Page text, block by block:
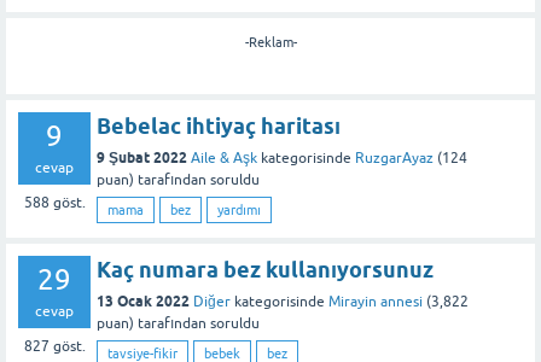
-Reklam-
9
cevap
588 göst.
Bebelac ihtiyaç haritası
9 Şubat 2022 Aile & Aşk kategorisinde RuzgarAyaz (124
puan) tarafından soruldu
mama bez yardımı
29
cevap
827 göst.
Kaç numara bez kullanıyorsunuz
13 Ocak 2022 Diğer kategorisinde Mirayin annesi (3,822
puan) tarafından soruldu
tavsiye-fikir bebek bez